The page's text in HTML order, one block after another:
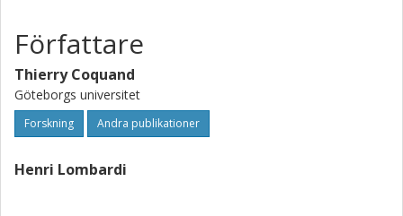
Författare
Thierry Coquand
Göteborgs universitet
Forskning Andra publikationer
Henri Lombardi